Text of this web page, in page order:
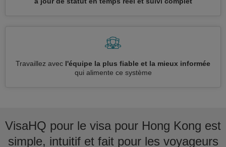
Travaillez avec l'équipe la plus fiable et la mieux informée
qui alimente ce système
VisaHQ pour le visa pour Hong Kong est
simple, intuitif et fait pour les voyageurs